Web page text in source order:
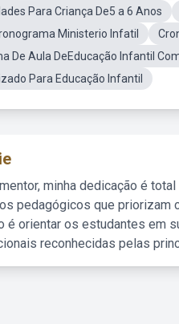
Para Criança De5 a 6 Anos
Ministerio Infatil
De Aula DeEducação Infantil
Para Educação Infantil
minha dedicação é
pedagógicos que priorizam
é orientar os estudantes em
reconhecidas pelas